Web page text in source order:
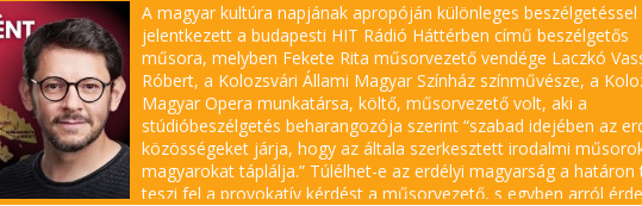
tanára. Emlékezetes alakításai között az egyetemes drámairodalom nagy
fűződik például John OsborneDühöngő ifjúságának első romániai
és magyar filmekben egyaránt láthatjuk, többek között a Liviu Ciulei
filmeposzban, amely az 1965-ös cannes-i filmfesztiválon az egyik legjobb
kezdődően fokozatosan visszavonult, 2008 óta nem vállalt fellépéseket.
Szabadság napilap hasábjain Laczkó Vass Róbert színművész, Csíky András
című, Csíky Andrásnak ajánlott versével búcsúzik.
A magyar kultúra napjának apropóján különleges beszélgetéssel
jelentkezett a budapesti HIT Rádió Háttérben című beszélgetős
műsora, melyben Fekete Rita műsorvezető vendége Laczkó
Róbert, a Kolozsvári Állami Magyar Színház színművésze, a
Magyar Opera munkatársa, költő, műsorvezető volt, aki a
stúdióbeszélgetés beharangozója szerint “szabad idejében az
közösségeket járja, hogy az általa szerkesztett irodalmi
magyarokat táplálja.” Túlélhet-e az erdélyi magyarság a határon
teszi fel a provokatív kérdést a műsorvezető, s egyben arról